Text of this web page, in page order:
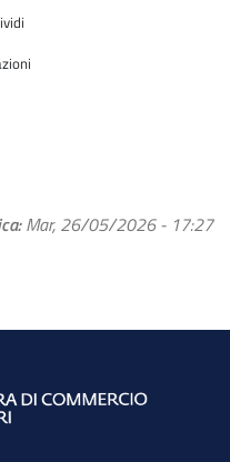
Mar, 26/05/2026 - 17:27